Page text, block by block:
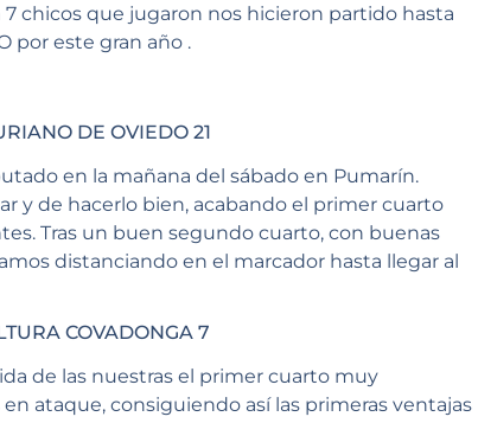
chicos que jugaron nos hicieron partido hasta
por este gran año .
DE OVIEDO 21
en la mañana del sábado en Pumarín.
y de hacerlo bien, acabando el primer cuarto
Tras un buen segundo cuarto, con buenas
distanciando en el marcador hasta llegar al
COVADONGA 7
de las nuestras el primer cuarto muy
ataque, consiguiendo así las primeras ventajas